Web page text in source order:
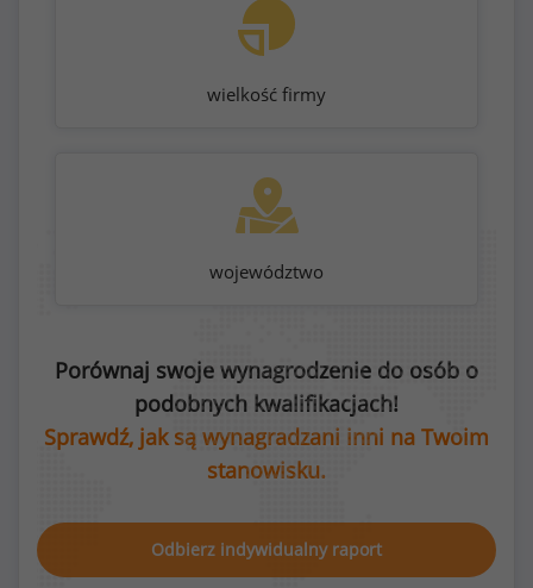
wielkość firmy
województwo
Porównaj swoje wynagrodzenie do osób o
podobnych kwalifikacjach!
Sprawdź, jak są wynagradzani inni na Twoim
stanowisku.
Odbierz indywidualny raport